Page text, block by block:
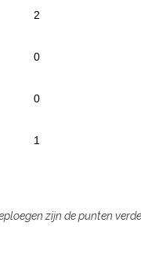
2
0
0
1
zijn de punten